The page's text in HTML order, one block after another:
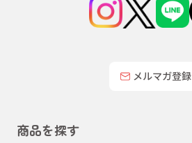
メルマガ登録
商品を探す